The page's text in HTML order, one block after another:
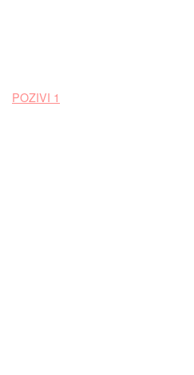
POZIVI 1